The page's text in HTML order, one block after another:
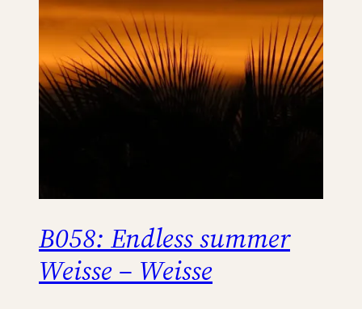
B058: Endless summer
Weisse – Weisse